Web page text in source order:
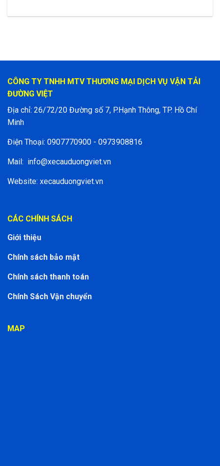
CÔNG TY TNHH MTV THƯƠNG MẠI DỊCH VỤ VẬN TẢI
ĐƯỜNG VIỆT
Địa chỉ: 26/72/20 Đường số 7, P.Hạnh Thông, TP. Hồ Chí
Minh
Điện Thoại: 0907770900 - 0973908816
Mail: info@xecauduongviet.vn
Website: xecauduongviet.vn
CÁC CHÍNH SÁCH
Giới thiệu
Chính sách bảo mật
Chính sách thanh toán
Chính Sách Vận chuyển
MAP